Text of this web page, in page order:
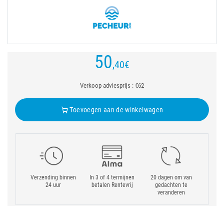
50,40€
Verkoop-adviesprijs : €62
Toevoegen aan de winkelwagen
Verzending binnen
24 uur
In 3 of 4 termijnen
betalen Rentevrij
20 dagen om van
gedachten te
veranderen